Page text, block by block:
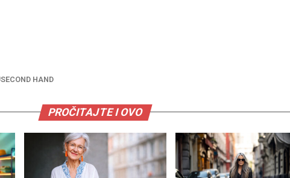
SECOND HAND
PROČITAJTE I OVO